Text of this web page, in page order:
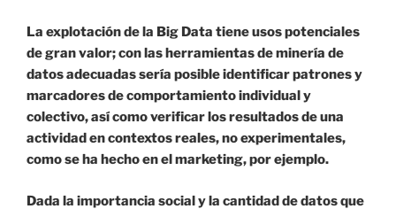
La explotación de la Big Data tiene usos potenciales
de gran valor; con las herramientas de minería de
datos adecuadas sería posible identificar patrones y
marcadores de comportamiento individual y
colectivo, así como verificar los resultados de una
actividad en contextos reales, no experimentales,
como se ha hecho en el marketing, por ejemplo.
Dada la importancia social y la cantidad de datos que